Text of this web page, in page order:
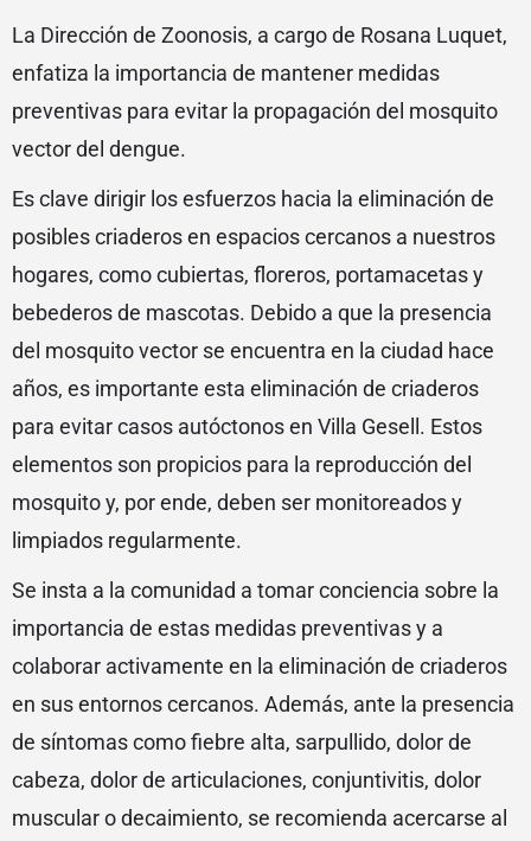
La Dirección de Zoonosis, a cargo de Rosana Luquet,
enfatiza la importancia de mantener medidas
preventivas para evitar la propagación del mosquito
vector del dengue.
Es clave dirigir los esfuerzos hacia la eliminación de
posibles criaderos en espacios cercanos a nuestros
hogares, como cubiertas, floreros, portamacetas y
bebederos de mascotas. Debido a que la presencia
del mosquito vector se encuentra en la ciudad hace
años, es importante esta eliminación de criaderos
para evitar casos autóctonos en Villa Gesell. Estos
elementos son propicios para la reproducción del
mosquito y, por ende, deben ser monitoreados y
limpiados regularmente.
Se insta a la comunidad a tomar conciencia sobre la
importancia de estas medidas preventivas y a
colaborar activamente en la eliminación de criaderos
en sus entornos cercanos. Además, ante la presencia
de síntomas como fiebre alta, sarpullido, dolor de
cabeza, dolor de articulaciones, conjuntivitis, dolor
muscular o decaimiento, se recomienda acercarse al